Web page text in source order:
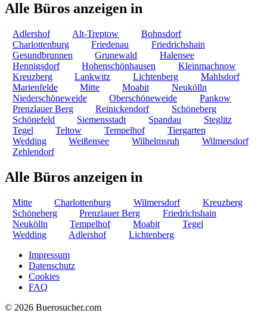
Alle Büros anzeigen in
Adlershof Alt-Treptow
Bohnsdorf
Charlottenburg
Friedenau
Friedrichshain
Gesundbrunnen
Grunewald
Halensee
Hennigsdorf
Hohenschönhausen
Kleinmachnow
Kreuzberg
Lankwitz Lichtenberg
Mahlsdorf
Marienfelde
Mitte Moabit
Neukölln
Niederschöneweide
Oberschöneweide
Pankow
Prenzlauer Berg
Reinickendorf
Schöneberg
Schönefeld
Siemensstadt Spandau
Steglitz
Tegel
Teltow Tempelhof
Tiergarten
Wedding
Weißensee Wilhelmsruh
Wilmersdorf
Zehlendorf
Alle Büros anzeigen in
Mitte Charlottenburg Wilmersdorf
Kreuzberg
Schöneberg
Prenzlauer Berg
Friedrichshain
Neukölln
Tempelhof Moabit
Tegel
Wedding
Adlershof
Lichtenberg
Impressum
Datenschutz
Cookies
FAQ
© 2026 Buerosucher.com